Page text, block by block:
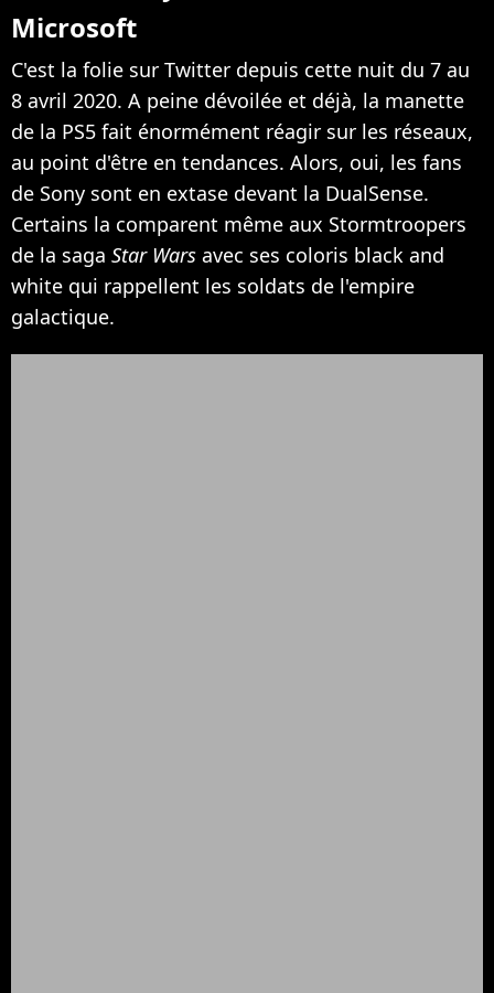
Microsoft
C'est la folie sur Twitter depuis cette nuit du 7 au
8 avril 2020. A peine dévoilée et déjà, la manette
de la PS5 fait énormément réagir sur les réseaux,
au point d'être en tendances. Alors, oui, les fans
de Sony sont en extase devant la DualSense.
Certains la comparent même aux Stormtroopers
de la saga Star Wars avec ses coloris black and
white qui rappellent les soldats de l'empire
galactique.